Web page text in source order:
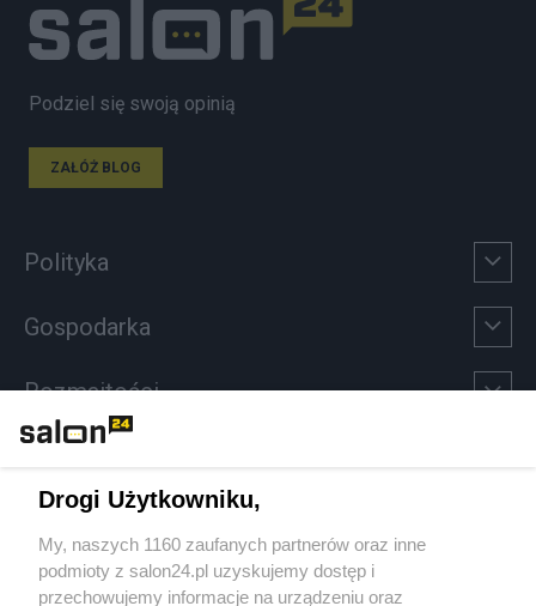
Podziel się swoją opinią
ZAŁÓŻ BLOG
Polityka
Gospodarka
Rozmaitości
Sport
Społeczeństwo
Drogi Użytkowniku,
My, naszych 1160 zaufanych partnerów oraz inne
podmioty z salon24.pl uzyskujemy dostęp i
przechowujemy informacje na urządzeniu oraz